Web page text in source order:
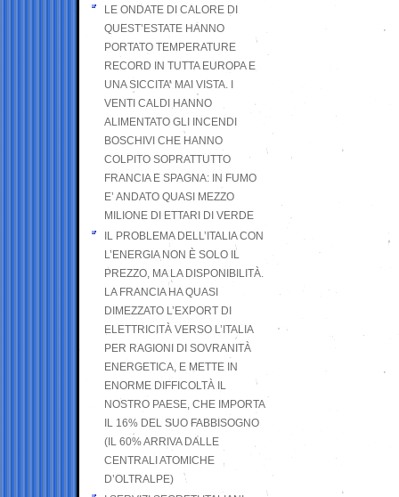
LE ONDATE DI CALORE DI
QUEST’ESTATE HANNO
PORTATO TEMPERATURE
RECORD IN TUTTA EUROPA E
UNA SICCITA’ MAI VISTA. I
VENTI CALDI HANNO
ALIMENTATO GLI INCENDI
BOSCHIVI CHE HANNO
COLPITO SOPRATTUTTO
FRANCIA E SPAGNA: IN FUMO
E’ ANDATO QUASI MEZZO
MILIONE DI ETTARI DI VERDE
IL PROBLEMA DELL’ITALIA CON
L’ENERGIA NON È SOLO IL
PREZZO, MA LA DISPONIBILITÀ.
LA FRANCIA HA QUASI
DIMEZZATO L’EXPORT DI
ELETTRICITÀ VERSO L’ITALIA
PER RAGIONI DI SOVRANITÀ
ENERGETICA, E METTE IN
ENORME DIFFICOLTÀ IL
NOSTRO PAESE, CHE IMPORTA
IL 16% DEL SUO FABBISOGNO
(IL 60% ARRIVA DALLE
CENTRALI ATOMICHE
D’OLTRALPE)